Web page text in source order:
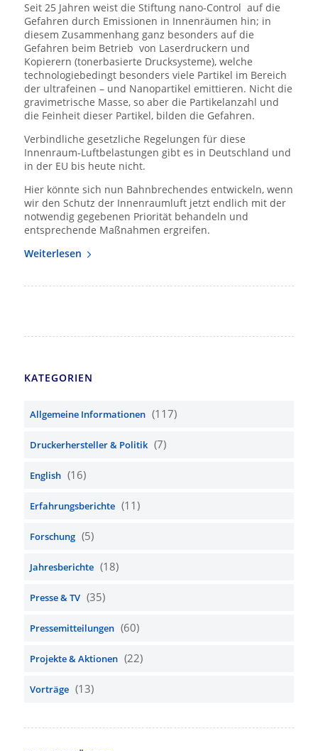
Seit 25 Jahren weist die Stiftung nano-Control auf die
Gefahren durch Emissionen in Innenräumen hin; in
diesem Zusammenhang ganz besonders auf die
Gefahren beim Betrieb von Laserdruckern und
Kopierern (tonerbasierte Drucksysteme), welche
technologiebedingt besonders viele Partikel im Bereich
der ultrafeinen – und Nanopartikel emittieren. Nicht die
gravimetrische Masse, so aber die Partikelanzahl und
die Feinheit dieser Partikel, bilden die Gefahren.
Verbindliche gesetzliche Regelungen für diese
Innenraum-Luftbelastungen gibt es in Deutschland und
in der EU bis heute nicht.
Hier könnte sich nun Bahnbrechendes entwickeln, wenn
wir den Schutz der Innenraumluft jetzt endlich mit der
notwendig gegebenen Priorität behandeln und
entsprechende Maßnahmen ergreifen.
Weiterlesen
KATEGORIEN
Allgemeine Informationen (117)
Druckerhersteller & Politik (7)
English (16)
Erfahrungsberichte (11)
Forschung (5)
Jahresberichte (18)
Presse & TV (35)
Pressemitteilungen (60)
Projekte & Aktionen (22)
Vorträge (13)